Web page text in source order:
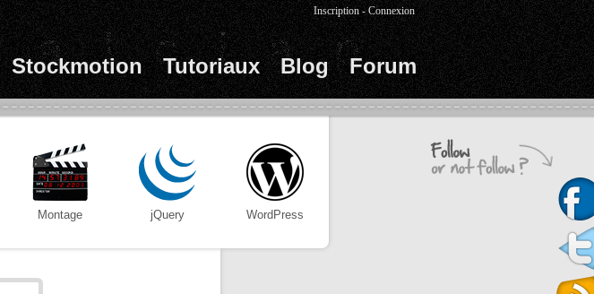
Stockmotion Tutoriaux Blog Forum
Inscription -Connexion
Montage jQuery WordPress